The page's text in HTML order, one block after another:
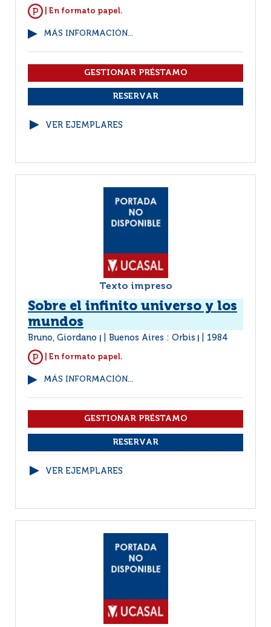
| En formato papel.
MÁS INFORMACIÓN...
VER EJEMPLARES
Texto impreso
Sobre el infinito universo y los
mundos
Bruno, Giordano Buenos Aires : Orbis 1984
| En formato papel.
MÁS INFORMACIÓN...
VER EJEMPLARES